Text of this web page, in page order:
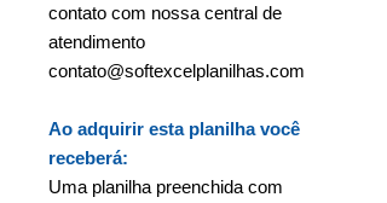
contato com nossa central de
atendimento
contato@softexcelplanilhas.com
Ao adquirir esta planilha você
receberá:
Uma planilha preenchida com